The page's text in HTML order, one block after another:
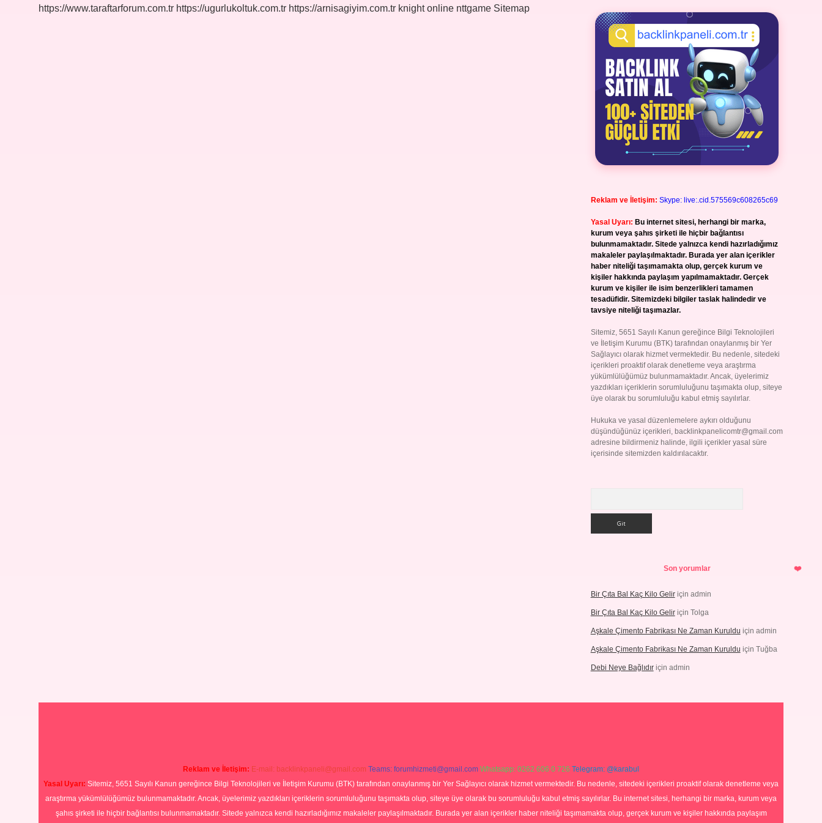
https://www.taraftarforum.com.tr https://ugurlukoltuk.com.tr https://arnisagiyim.com.tr knight online nttgame Sitemap
Reklam ve İletişim: Skype: live:.cid.575569c608265c69
Yasal Uyarı: Bu internet sitesi, herhangi bir marka,
kurum veya şahıs şirketi ile hiçbir bağlantısı
bulunmamaktadır. Sitede yalnızca kendi hazırladığımız
makaleler paylaşılmaktadır. Burada yer alan içerikler
haber niteliği taşımamakta olup, gerçek kurum ve
kişiler hakkında paylaşım yapılmamaktadır. Gerçek
kurum ve kişiler ile isim benzerlikleri tamamen
tesadüfidir. Sitemizdeki bilgiler taslak halindedir ve
tavsiye niteliği taşımazlar.
Sitemiz, 5651 Sayılı Kanun gereğince Bilgi Teknolojileri
ve İletişim Kurumu (BTK) tarafından onaylanmış bir Yer
Sağlayıcı olarak hizmet vermektedir. Bu nedenle, sitedeki
içerikleri proaktif olarak denetleme veya araştırma
yükümlülüğümüz bulunmamaktadır. Ancak, üyelerimiz
yazdıkları içeriklerin sorumluluğunu taşımakta olup, siteye
üye olarak bu sorumluluğu kabul etmiş sayılırlar.
Hukuka ve yasal düzenlemelere aykırı olduğunu
düşündüğünüz içerikleri, backlinkpanelicomtr@gmail.com
adresine bildirmeniz halinde, ilgili içerikler yasal süre
içerisinde sitemizden kaldırılacaktır.
Son yorumlar
Bir Çıta Bal Kaç Kilo Geliriçin admin
Bir Çıta Bal Kaç Kilo Geliriçin Tolga
Aşkale Çimento Fabrikası Ne Zaman Kuruldu için admin
Aşkale Çimento Fabrikası Ne Zaman Kuruldu için Tuğba
Debi Neye Bağlıdıriçin admin
Reklam ve İletişim: E-mail: backlinkpaneli@gmail.com Teams: forumhizmeti@gmail.com Whatsapp: 0262 606 0 726 Telegram: @karabul
Yasal Uyarı: Sitemiz, 5651 Sayılı Kanun gereğince Bilgi Teknolojileri ve İletişim Kurumu (BTK) tarafından onaylanmış bir Yer Sağlayıcı olarak hizmet vermektedir. Bu nedenle, sitedeki içerikleri proaktif olarak denetleme veya
araştırma yükümlülüğümüz bulunmamaktadır. Ancak, üyelerimiz yazdıkları içeriklerin sorumluluğunu taşımakta olup, siteye üye olarak bu sorumluluğu kabul etmiş sayılırlar. Bu internet sitesi, herhangi bir marka, kurum veya
şahıs şirketi ile hiçbir bağlantısı bulunmamaktadır. Sitede yalnızca kendi hazırladığımız makaleler paylaşılmaktadır. Burada yer alan içerikler haber niteliği taşımamakta olup, gerçek kurum ve kişiler hakkında paylaşım